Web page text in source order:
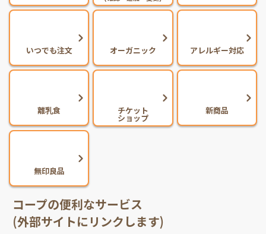
お値打ち商品 予約登録 作れるレシピ
いつでも注文 オーガニック アレルギー対応
離乳食 チケット 新商品
無印良品
コープの便利なサービス